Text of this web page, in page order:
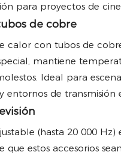
para proyectos de cine
de cobre
calor con tubos de
mantiene
Ideal para
entornos de transmisión
(hasta 20 000 Hz)
estos accesorios